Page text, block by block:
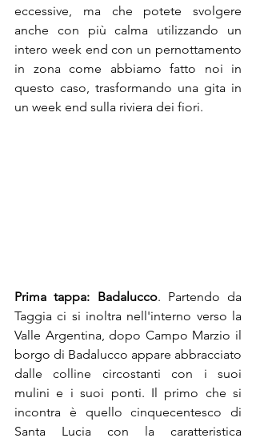
eccessive, ma che potete svolgere
anche con più calma utilizzando un
intero week end con un pernottamento
in zona come abbiamo fatto noi in
questo caso, trasformando una gita in
un week end sulla riviera dei fiori.
Prima tappa: Badalucco. Partendo da
Taggia ci si inoltra nell'interno verso la
Valle Argentina, dopo Campo Marzio il
borgo di Badalucco appare abbracciato
dalle colline circostanti con i suoi
mulini e i suoi ponti. Il primo che si
incontra è quello cinquecentesco di
Santa Lucia con la caratteristica